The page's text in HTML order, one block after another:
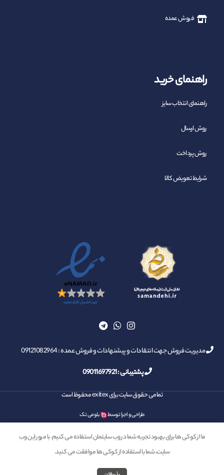
فروش عمده
راهنمای خرید
راهنمای انتخاب سایز
روش ارسال
روش پرداخت
شرایط تعویض کالا
مدیریت فروش جهت انتقادات و پیشنهادات و فروش عمده : 09121082964
پشتیبانی :09011697921
تمامی حقوق سایت برای exitex محفوظ است
طراحی و اجرا توسط بلومی تک
ما از کوکی ها برای بهبود تجربه شما در وب سایتمان استفاده می کنیم. با مرور این وب
سایت، شما با استفاده از کوکی ها موافقت می کنید.
فارسی